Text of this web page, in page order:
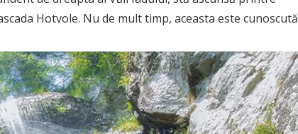
Hotvole. Nu de mult timp, aceasta este cunoscută